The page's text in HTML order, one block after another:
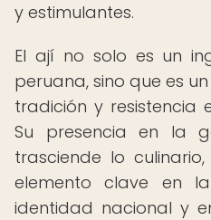
y estimulantes.
El ají no solo es un
peruana, sino que es
tradición y resistencia
Su presencia en la
trasciende lo
elemento clave en
identidad nacional y